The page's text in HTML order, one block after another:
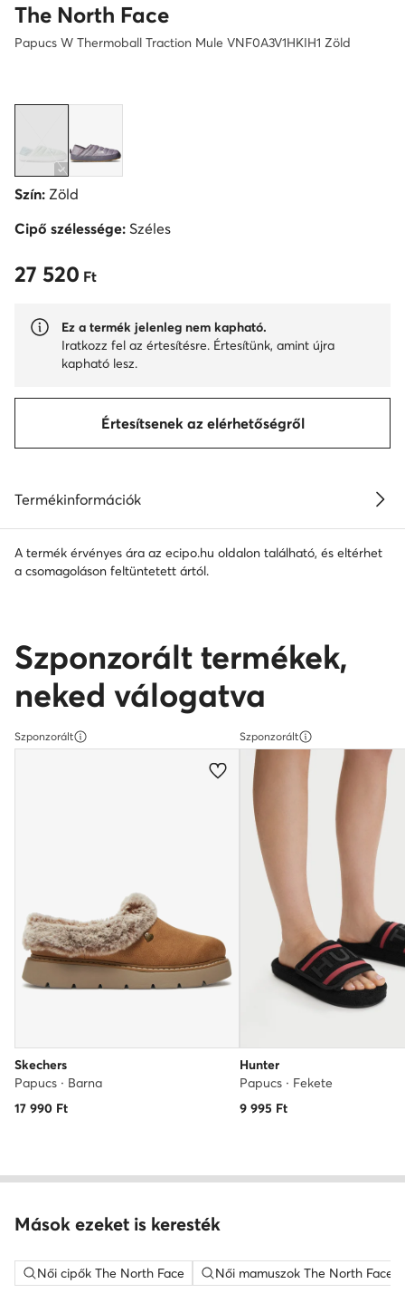
The North Face
Papucs W Thermoball Traction Mule VNF0A3V1HKIH1 Zöld
Szín: Zöld
Cipő szélessége: Széles
27 520 Ft
27 520 Ft
Ez a termék jelenleg nem kapható.
Iratkozz fel az értesítésre. Értesítünk, amint újra
kapható lesz.
Értesítsenek az elérhetőségről
Termékinformációk
A termék érvényes ára az ecipo.hu oldalon található, és eltérhet
a csomagoláson feltüntetett ártól.
Szponzorált termékek,
neked válogatva
Szponzorált
Skechers
Papucs · Barna
17 990 Ft
Szponzorált
Hunter
Papucs · Fekete
9 995 Ft
Mások ezeket is keresték
Női cipők The North Face Női mamuszok The North Face